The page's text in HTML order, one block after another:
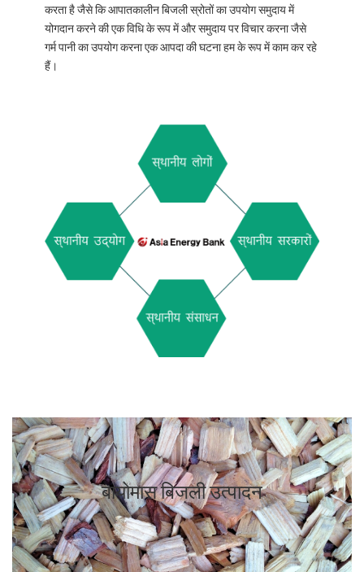
करता है जैसे कि आपातकालीन बिजली स्रोतों का उपयोग समुदाय में
योगदान करने की एक विधि के रूप में और समुदाय पर विचार करना जैसे
गर्म पानी का उपयोग करना एक आपदा की घटना हम के रूप में काम कर रहे
हैं।
बायोमास बिजली उत्पादन